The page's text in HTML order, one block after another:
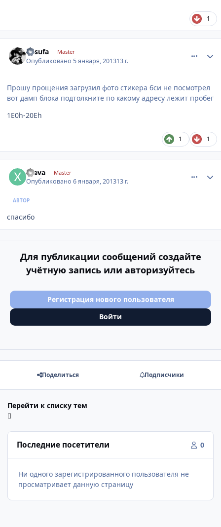
1
desufa Master
Опубликовано 5 января, 201313 г.
Прошу прощения загрузил фото стикера бси не посмотрел
вот дамп блока подтолкните по какому адресу лежит пробег
1E0h-20Eh
1 1
xseva Master
Опубликовано6 января, 201313 г.
АВТОР
спасибо
Для публикации сообщений создайте
учётную запись или авторизуйтесь
Регистрация нового пользователя
Войти
Поделиться Подписчики
Перейти к списку тем
Последние посетители 0
Ни одного зарегистрированного пользователя не
просматривает данную страницу